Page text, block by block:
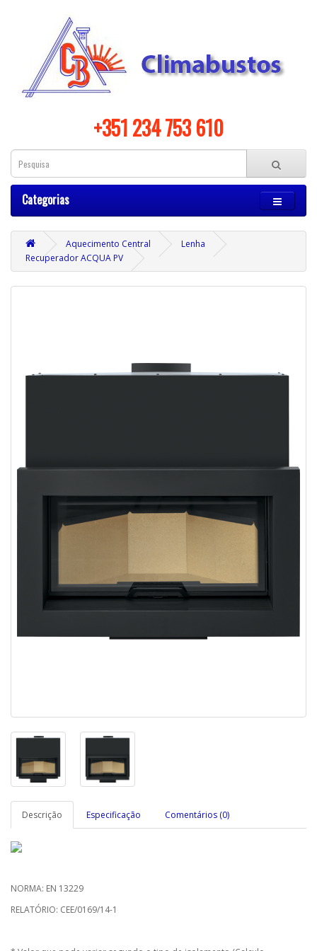
+351 234 753 610
Categorias
Aquecimento Central
Lenha
Recuperador ACQUA PV
Descrição Especificação Comentários (0)
NORMA: EN 13229
RELATÓRIO: CEE/0169/14-1